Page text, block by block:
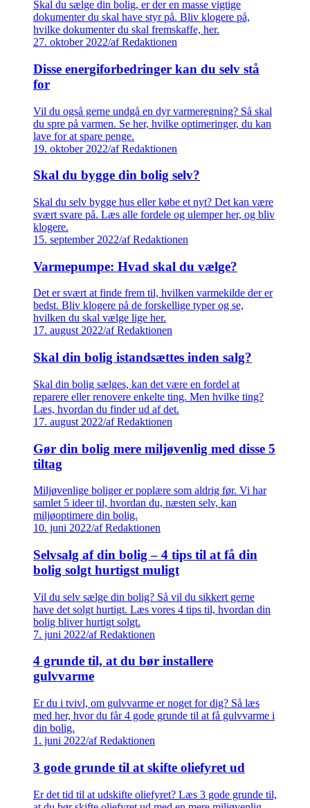
Skal du sælge din bolig, er der en masse vigtige
dokumenter du skal have styr på. Bliv klogere på,
hvilke dokumenter du skal fremskaffe, her.
27. oktober 2022/af Redaktionen
Disse energiforbedringer kan du selv stå
for
Vil du også gerne undgå en dyr varmeregning? Så skal
du spre på varmen. Se her, hvilke optimeringer, du kan
lave for at spare penge.
19. oktober 2022/af Redaktionen
Skal du bygge din bolig selv?
Skal du selv bygge hus eller købe et nyt? Det kan være
svært svare på. Læs alle fordele og ulemper her, og bliv
klogere.
15. september 2022/af Redaktionen
Varmepumpe: Hvad skal du vælge?
Det er svært at finde frem til, hvilken varmekilde der er
bedst. Bliv klogere på de forskellige typer og se,
hvilken du skal vælge lige her.
17. august 2022/af Redaktionen
Skal din bolig istandsættes inden salg?
Skal din bolig sælges, kan det være en fordel at
reparere eller renovere enkelte ting. Men hvilke ting?
Læs, hvordan du finder ud af det.
17. august 2022/af Redaktionen
Gør din bolig mere miljøvenlig med disse 5
tiltag
Miljøvenlige boliger er poplære som aldrig før. Vi har
samlet 5 ideer til, hvordan du, næsten selv, kan
miljøoptimere din bolig.
10. juni 2022/af Redaktionen
Selvsalg af din bolig – 4 tips til at få din
bolig solgt hurtigst muligt
Vil du selv sælge din bolig? Så vil du sikkert gerne
have det solgt hurtigt. Læs vores 4 tips til, hvordan din
bolig bliver hurtigt solgt.
7. juni 2022/af Redaktionen
4 grunde til, at du bør installere
gulvvarme
Er du i tvivl, om gulvvarme er noget for dig? Så læs
med her, hvor du får 4 gode grunde til at få gulvvarme i
din bolig.
1. juni 2022/af Redaktionen
3 gode grunde til at skifte oliefyret ud
Er det tid til at udskifte oliefyret? Læs 3 gode grunde til,